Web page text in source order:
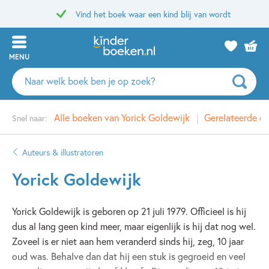
Vind het boek waar een kind blij van wordt
MENU
Zoeken
naar
auteurs
en
uitgevers
Snel naar: Alle boeken van Yorick Goldewijk Gerelateerde
Auteurs & illustratoren
Yorick Goldewijk
Yorick Goldewijk is geboren op 21 juli 1979. Officieel is hij
dus al lang geen kind meer, maar eigenlijk is hij dat nog wel.
Zoveel is er niet aan hem veranderd sinds hij, zeg, 10 jaar
oud was. Behalve dan dat hij een stuk is gegroeid en veel